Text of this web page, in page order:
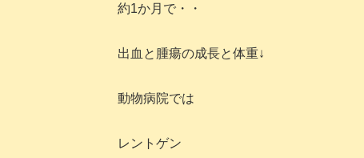
約1か月で・・
出血と腫瘍の成長と体重↓
動物病院では
レントゲン